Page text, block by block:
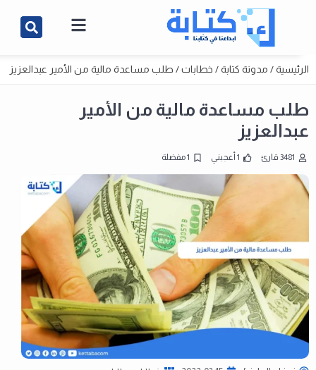
الرئيسية/ مدونة كتابة/ خطابات/ طلب مساعدة مالية من الأمير عبدالعزيز
طلب مساعدة مالية من الأمير
عبدالعزيز
3481 قارئ 1 أعجبني 1 مفضلة